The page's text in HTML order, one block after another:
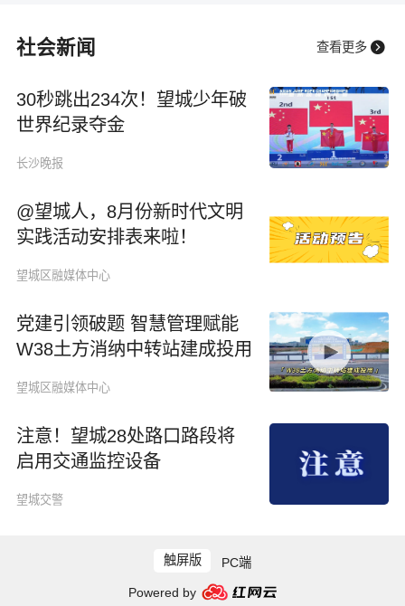
社会新闻 查看更多 
30秒跳出234次！望城少年破
世界纪录夺金
长沙晚报
@望城人，8月份新时代文明
实践活动安排表来啦！
望城区融媒体中心
党建引领破题 智慧管理赋能
W38土方消纳中转站建成投用
望城区融媒体中心
注意！望城28处路口路段将
启用交通监控设备
望城交警
触屏版 PC端
Powered by